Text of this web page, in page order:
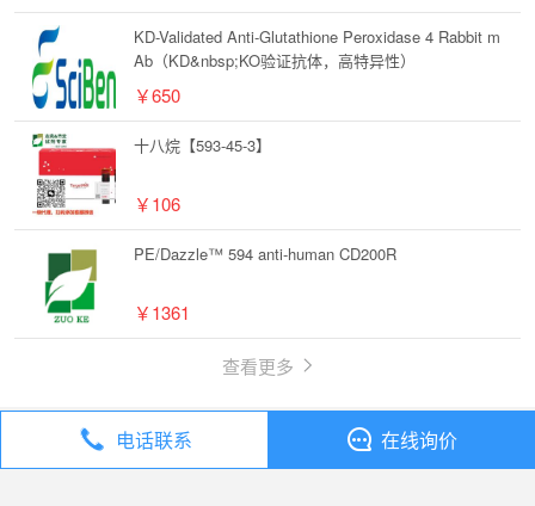
KD-Validated Anti-Glutathione Peroxidase 4 Rabbit m
Ab（KD&nbsp;KO验证抗体，高特异性）
￥650
十八烷【593-45-3】
￥106
PE/Dazzle™ 594 anti-human CD200R
￥1361
查看更多
全部分类 试剂
电话联系 在线询价